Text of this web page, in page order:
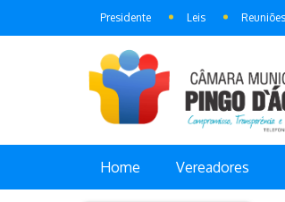
Presidente Leis Reuniões
Home Vereadores